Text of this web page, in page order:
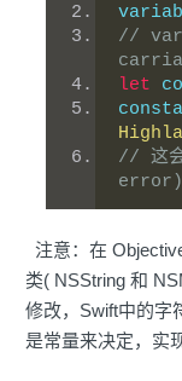
//
let
// 这
error)
注意：在
类( NSString 和
修改，Swift中的字
是常量来决定，实